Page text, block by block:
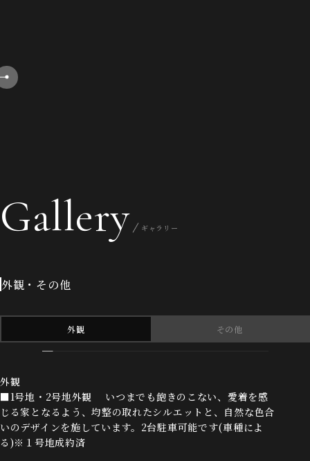
Gallery ギャラリー
外観・その他
外観 その他
外観
■1号地・2号地外観 いつまでも飽きのこない、愛着を感
じる家となるよう、均整の取れたシルエットと、自然な色合
いのデザインを施しています。2台駐車可能です(車種によ
る)※１号地成約済